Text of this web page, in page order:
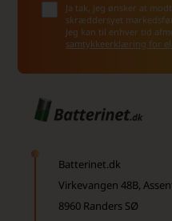
Ja tak, jeg ønsker at
skræddersyet
Jeg kan til enhver tid
samtykkeerklæring for
Batterinet.dk
Virkevangen 48B,
8960 Randers SØ